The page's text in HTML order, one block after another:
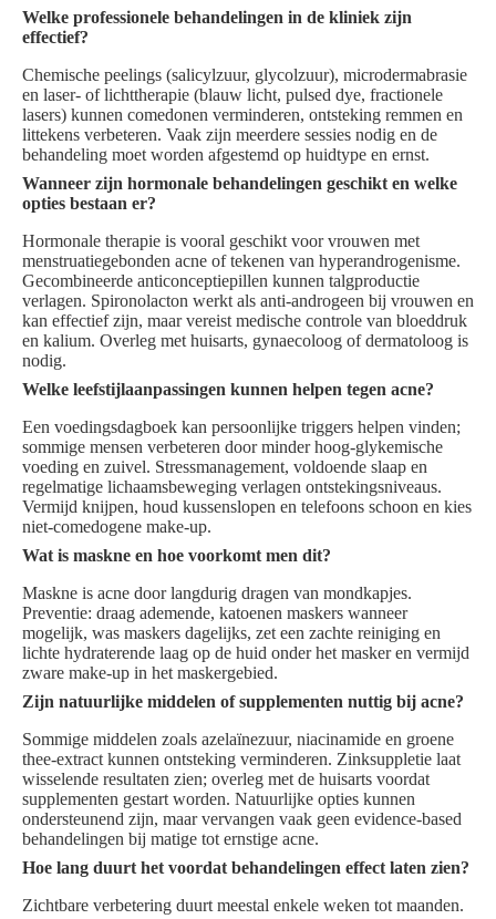
Welke professionele behandelingen in de kliniek zijn
effectief?
Chemische peelings (salicylzuur, glycolzuur), microdermabrasie
en laser- of lichttherapie (blauw licht, pulsed dye, fractionele
lasers) kunnen comedonen verminderen, ontsteking remmen en
littekens verbeteren. Vaak zijn meerdere sessies nodig en de
behandeling moet worden afgestemd op huidtype en ernst.
Wanneer zijn hormonale behandelingen geschikt en welke
opties bestaan er?
Hormonale therapie is vooral geschikt voor vrouwen met
menstruatiegebonden acne of tekenen van hyperandrogenisme.
Gecombineerde anticonceptiepillen kunnen talgproductie
verlagen. Spironolacton werkt als anti-androgeen bij vrouwen en
kan effectief zijn, maar vereist medische controle van bloeddruk
en kalium. Overleg met huisarts, gynaecoloog of dermatoloog is
nodig.
Welke leefstijlaanpassingen kunnen helpen tegen acne?
Een voedingsdagboek kan persoonlijke triggers helpen vinden;
sommige mensen verbeteren door minder hoog-glykemische
voeding en zuivel. Stressmanagement, voldoende slaap en
regelmatige lichaamsbeweging verlagen ontstekingsniveaus.
Vermijd knijpen, houd kussenslopen en telefoons schoon en kies
niet-comedogene make-up.
Wat is maskne en hoe voorkomt men dit?
Maskne is acne door langdurig dragen van mondkapjes.
Preventie: draag ademende, katoenen maskers wanneer
mogelijk, was maskers dagelijks, zet een zachte reiniging en
lichte hydraterende laag op de huid onder het masker en vermijd
zware make-up in het maskergebied.
Zijn natuurlijke middelen of supplementen nuttig bij acne?
Sommige middelen zoals azelaïnezuur, niacinamide en groene
thee-extract kunnen ontsteking verminderen. Zinksuppletie laat
wisselende resultaten zien; overleg met de huisarts voordat
supplementen gestart worden. Natuurlijke opties kunnen
ondersteunend zijn, maar vervangen vaak geen evidence-based
behandelingen bij matige tot ernstige acne.
Hoe lang duurt het voordat behandelingen effect laten zien?
Zichtbare verbetering duurt meestal enkele weken tot maanden.